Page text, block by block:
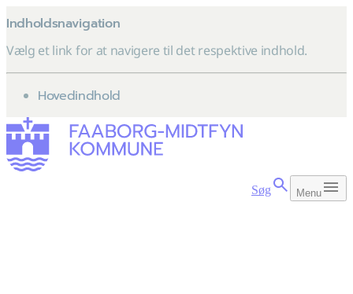
Indholdsnavigation
Vælg et link for at navigere til det respektive indhold.
gå til
Hovedindhold
Søg Menu